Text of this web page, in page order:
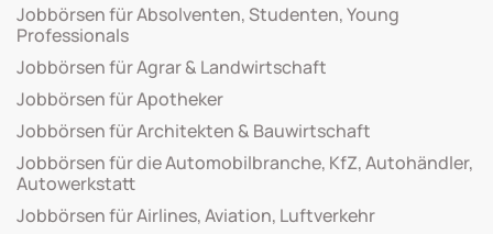
Jobbörsen für Absolventen, Studenten, Young
Professionals
Jobbörsen für Agrar & Landwirtschaft
Jobbörsen für Apotheker
Jobbörsen für Architekten & Bauwirtschaft
Jobbörsen für die Automobilbranche, KfZ, Autohändler,
Autowerkstatt
Jobbörsen für Airlines, Aviation, Luftverkehr